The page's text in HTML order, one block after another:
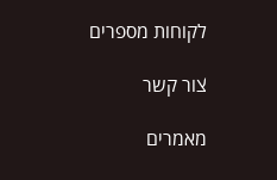
לקוחות מספרים
צור קשר
מאמרים